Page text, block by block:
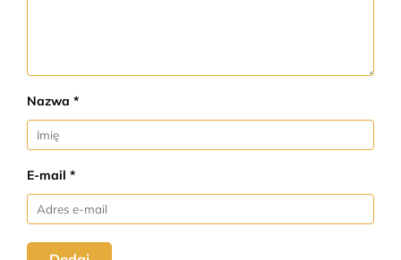
Nazwa *
E-mail *